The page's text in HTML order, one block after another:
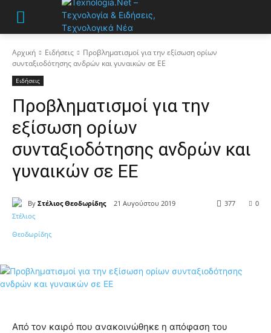
Αρχική Ειδήσεις
Προβληματισμοί για την εξίσωση ορίων
συνταξιοδότησης ανδρών και γυναικών σε ΕΕ
Ειδήσεις
Προβληματισμοί για την
εξίσωση ορίων
συνταξιοδότησης ανδρών και
γυναικών σε ΕΕ
By Στέλιος Θεοδωρίδης 21 Αυγούστου 2019 0
377
Από τον καιρό που ανακοινώθηκε η απόφαση του